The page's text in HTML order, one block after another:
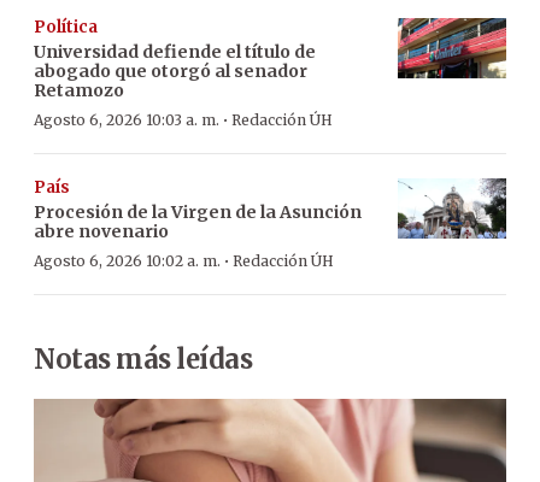
Política
Universidad defiende el título de
abogado que otorgó al senador
Retamozo
Agosto 6, 2026 10:03 a. m. · Redacción ÚH
País
Procesión de la Virgen de la Asunción
abre novenario
Agosto 6, 2026 10:02 a. m. · Redacción ÚH
Notas más leídas